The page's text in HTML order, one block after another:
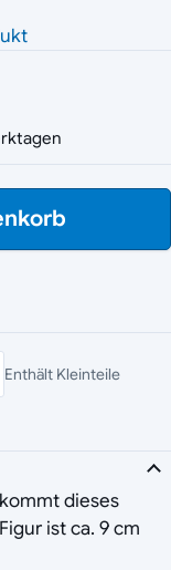
Enthält Kleinteile
dieses
ist ca. 9 cm